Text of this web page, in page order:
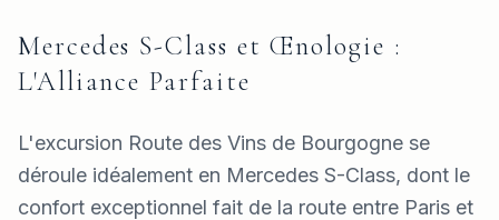
Mercedes S-Class et Œnologie :
L'Alliance Parfaite
L'excursion Route des Vins de Bourgogne se
déroule idéalement en Mercedes S-Class, dont le
confort exceptionnel fait de la route entre Paris et